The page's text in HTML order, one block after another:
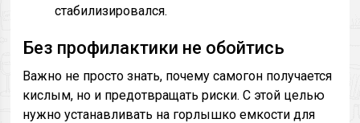
стабилизировался.
Без профилактики не обойтись
Важно не просто знать, почему самогон получается
кислым, но и предотвращать риски. С этой целью
нужно устанавливать на горлышко емкости для